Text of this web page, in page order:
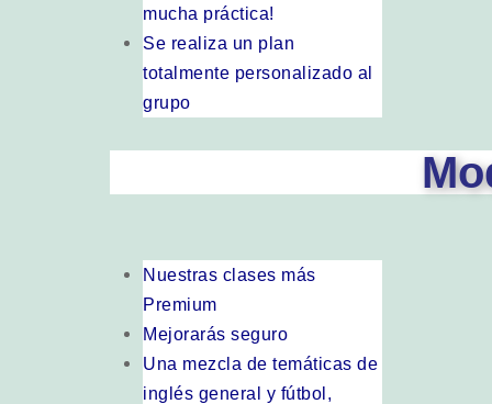
mucha práctica!
Se realiza un plan
totalmente personalizado al
grupo
Nuestras clases más
Premium
Mejorarás seguro
Una mezcla de temáticas de
inglés general y fútbol,